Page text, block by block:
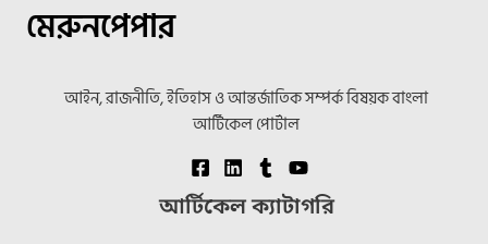
মেরুনপেপার
আইন, রাজনীতি, ইতিহাস ও আন্তর্জাতিক সম্পর্ক বিষয়ক বাংলা
আর্টিকেল পোর্টাল
আর্টিকেল ক্যাটাগরি